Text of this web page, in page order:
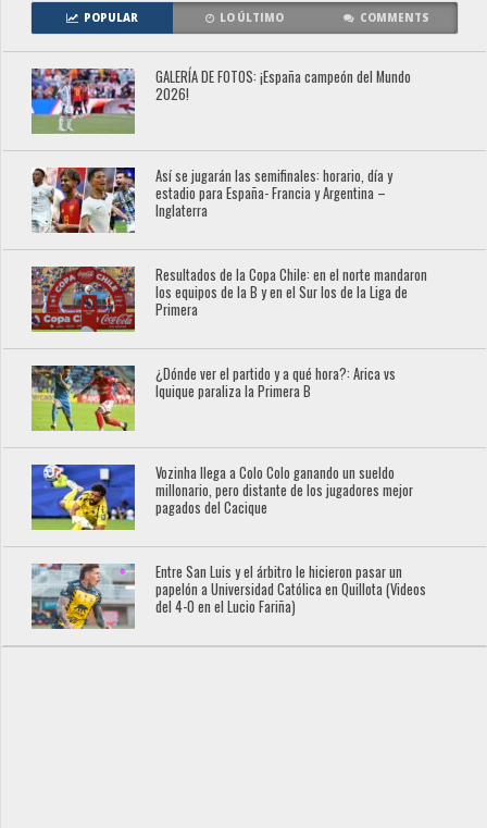
POPULAR LO ÚLTIMO COMMENTS
GALERÍA DE FOTOS: ¡España campeón del Mundo
2026!
Así se jugarán las semifinales: horario, día y
estadio para España- Francia y Argentina –
Inglaterra
Resultados de la Copa Chile: en el norte mandaron
los equipos de la B y en el Sur los de la Liga de
Primera
¿Dónde ver el partido y a qué hora?: Arica vs
Iquique paraliza la Primera B
Vozinha llega a Colo Colo ganando un sueldo
millonario, pero distante de los jugadores mejor
pagados del Cacique
Entre San Luis y el árbitro le hicieron pasar un
papelón a Universidad Católica en Quillota (Videos
del 4-0 en el Lucio Fariña)